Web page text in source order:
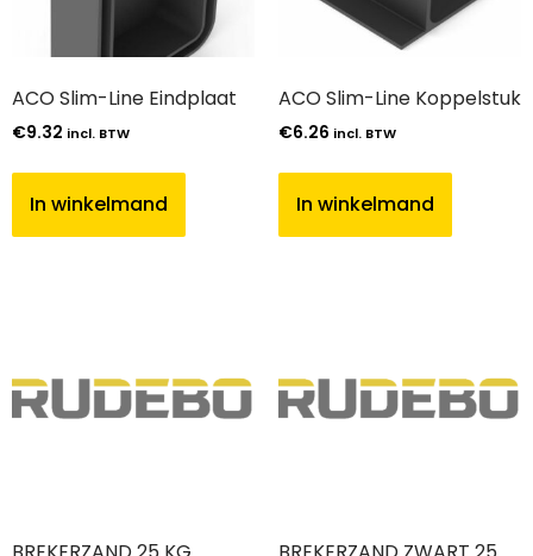
ACO Slim-Line Eindplaat
€9.32 incl. BTW
In winkelmand
ACO Slim-Line Koppelstuk
€6.26 incl. BTW
In winkelmand